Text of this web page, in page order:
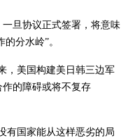
旦协议正式签署，将意味
分水岭”。
美国构建美日韩三边军
的障碍或将不复存
国家能从这样恶劣的局